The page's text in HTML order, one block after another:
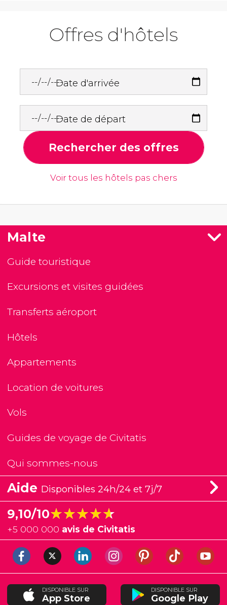
Offres d'hôtels
Date d'arrivée
Date de départ
Rechercher des offres
Voir tous les hôtels pas chers
Malte
Guide touristique
Excursions et visites guidées
Transferts aéroport
Hôtels
Appartements
Location de voitures
Vols
Guides de voyage de Civitatis
Qui sommes-nous
Aide Disponibles 24h/24 et 7j/7
9,10/10★★★★★
★★★★★
+5 000 000 avis de Civitatis
DISPONIBLE SUR
App Store
DISPONIBLE SUR
Google Play